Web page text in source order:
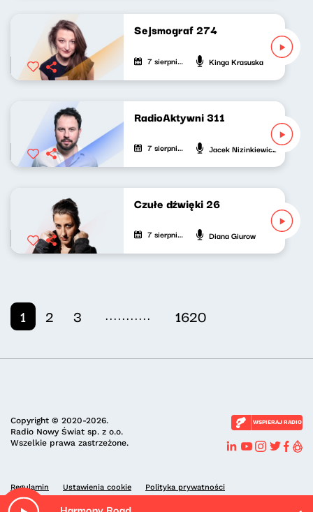
Sejsmograf 274
7 sierpnia 2026 Kinga Krasuska
RadioAktywni 311
7 sierpnia 2026 Jacek Nizinkiewicz
Czułe dźwięki 26
7 sierpnia 2026 Diana Giurow
1 2 3 ........... 1620
Copyright © 2020-2026.
Radio Nowy Świat sp. z o.o.
Wszelkie prawa zastrzeżone.
WSPIERAJ RADIO
Regulamin Ustawienia cookie Polityka prywatności